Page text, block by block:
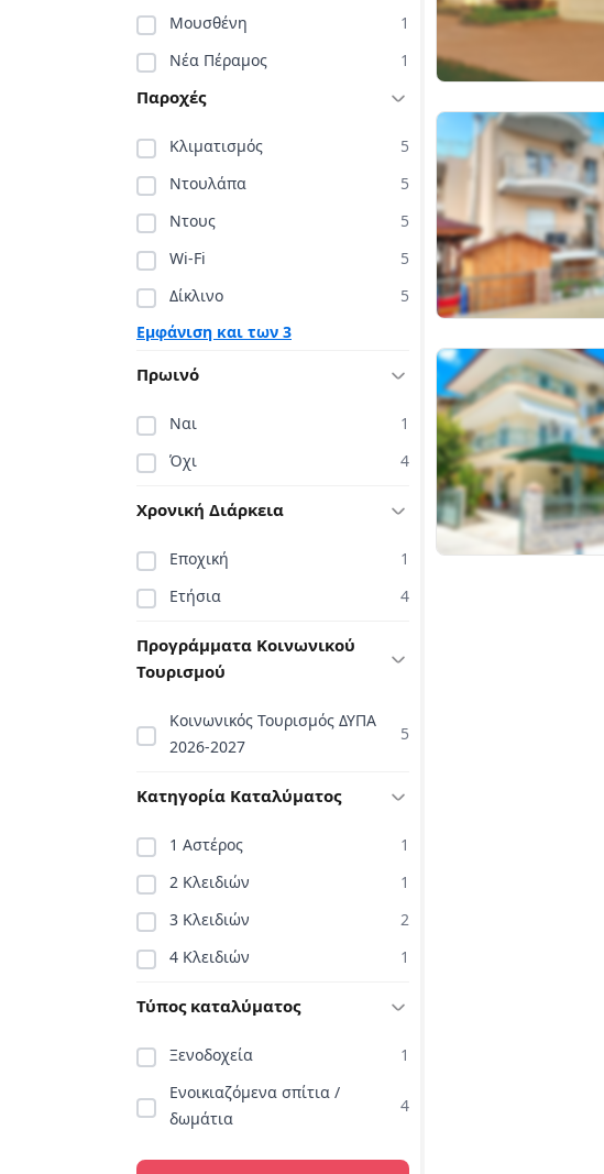
Μουσθένη
1
Νέα Πέραμος
1
Παροχές
Κλιματισμός
5
Ντουλάπα
5
Ντους
5
Wi-Fi
5
Δίκλινο
5
Εμφάνιση και των 3
Πρωινό
Ναι
1
Όχι
4
Χρονική Διάρκεια
Εποχική
1
Ετήσια
4
Προγράμματα Κοινωνικού
Τουρισμού
Κοινωνικός Τουρισμός ΔΥΠΑ
2026-2027
5
Κατηγορία Καταλύματος
1 Αστέρος
1
2 Κλειδιών
1
3 Κλειδιών
2
4 Κλειδιών
1
Τύπος καταλύματος
Ξενοδοχεία
1
Ενοικιαζόμενα σπίτια /
δωμάτια
4